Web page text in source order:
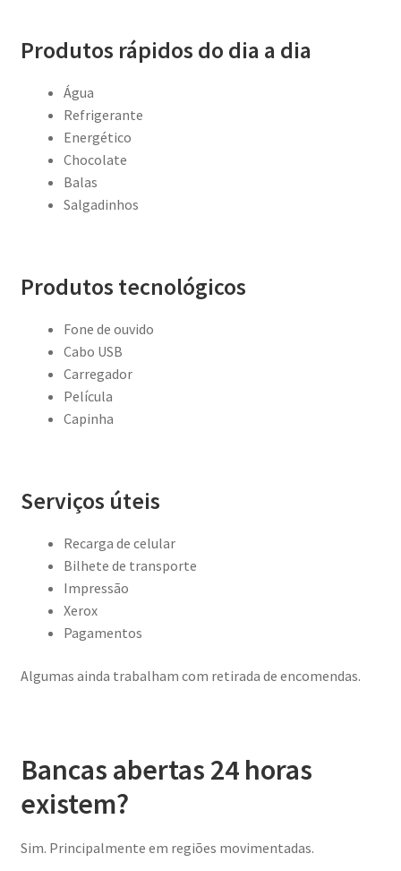
Produtos rápidos do dia a dia
Água
Refrigerante
Energético
Chocolate
Balas
Salgadinhos
Produtos tecnológicos
Fone de ouvido
Cabo USB
Carregador
Película
Capinha
Serviços úteis
Recarga de celular
Bilhete de transporte
Impressão
Xerox
Pagamentos
Algumas ainda trabalham com retirada de encomendas.
Bancas abertas 24 horas
existem?
Sim. Principalmente em regiões movimentadas.